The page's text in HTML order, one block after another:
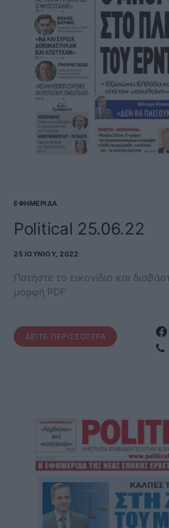
ΕΦΗΜΕΡΊΔΑ
Political 25.06.22
25 ΙΟΥΝΊΟΥ, 2022
Πατήστε το εικονίδιο και
μορφή PDF
ΔΕΊΤΕ ΠΕΡΙΣΣΌΤΕΡΑ